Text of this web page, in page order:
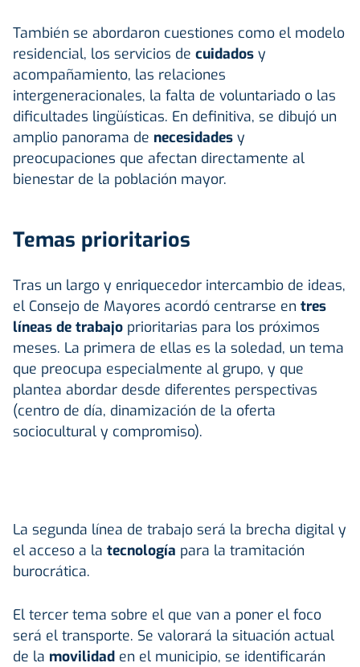
También se abordaron cuestiones como el modelo
residencial, los servicios de cuidados y
acompañamiento, las relaciones
intergeneracionales, la falta de voluntariado o las
dificultades lingüísticas. En definitiva, se dibujó un
amplio panorama de necesidades y
preocupaciones que afectan directamente al
bienestar de la población mayor.
Temas prioritarios
Tras un largo y enriquecedor intercambio de ideas,
el Consejo de Mayores acordó centrarse en tres
líneas de trabajo prioritarias para los próximos
meses. La primera de ellas es la soledad, un tema
que preocupa especialmente al grupo, y que
plantea abordar desde diferentes perspectivas
(centro de día, dinamización de la oferta
sociocultural y compromiso).
La segunda línea de trabajo será la brecha digital y
el acceso a la tecnología para la tramitación
burocrática.
El tercer tema sobre el que van a poner el foco
será el transporte. Se valorará la situación actual
de la movilidad en el municipio, se identificarán